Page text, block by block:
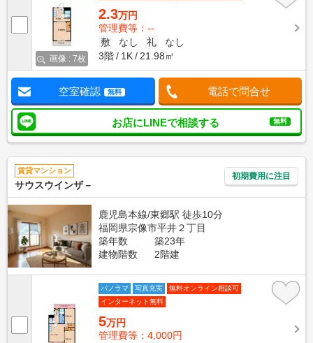
画像 : 7枚
2.3万円
管理費等：--
敷
なし 礼
なし
3階
1K 21.98㎡
空室確認 無料 電話で問合せ
お店にLINEで相談する 無料
賃貸マンション
サウスウインザ－
初期費用に注目
鹿児島本線/東郷駅 徒歩10分
福岡県宗像市平井２丁目
築年数
築23年
建物階数
2階建
パノラマ 写真充実
無料オンライン相談可
インターネット無料
5万円
管理費等：4,000円